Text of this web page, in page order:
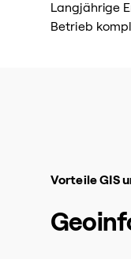
Langjährige
Betrieb
Vorteile GIS